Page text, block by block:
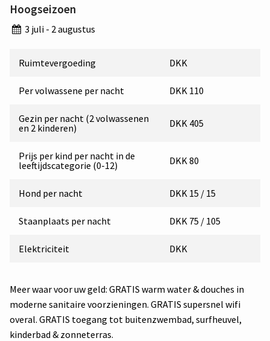
Hoogseizoen
3 juli - 2 augustus
Ruimtevergoeding DKK
Per volwassene per nacht DKK 110
Gezin per nacht (2 volwassenen
en 2 kinderen)
DKK 405
Prijs per kind per nacht in de
leeftijdscategorie (0-12)
DKK 80
Hond per nacht DKK 15 / 15
Staanplaats per nacht DKK 75 / 105
Elektriciteit DKK
Meer waar voor uw geld: GRATIS warm water & douches in
moderne sanitaire voorzieningen. GRATIS supersnel wifi
overal. GRATIS toegang tot buitenzwembad, surfheuvel,
kinderbad & zonneterras.